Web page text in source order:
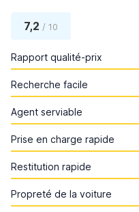
7,2 / 10
Rapport qualité-prix
Recherche facile
Agent serviable
Prise en charge rapide
Restitution rapide
Propreté de la voiture